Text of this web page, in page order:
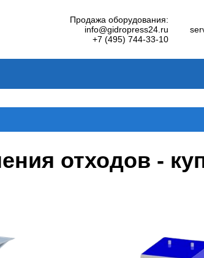
Продажа оборудования:
info@gidropress24.ru
+7 (495) 744-33-10
отходов -